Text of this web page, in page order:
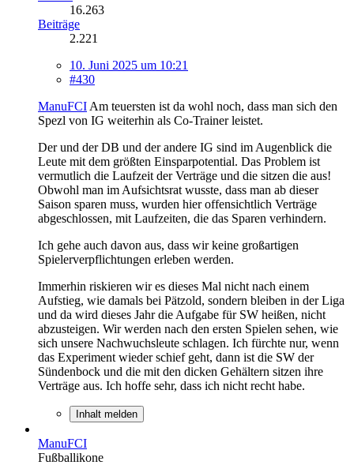
16.263
Beiträge
2.221
10. Juni 2025 um 10:21
#430
ManuFCI Am teuersten ist da wohl noch, dass man sich den
Spezl von IG weiterhin als Co-Trainer leistet.
Der und der DB und der andere IG sind im Augenblick die
Leute mit dem größten Einsparpotential. Das Problem ist
vermutlich die Laufzeit der Verträge und die sitzen die aus!
Obwohl man im Aufsichtsrat wusste, dass man ab dieser
Saison sparen muss, wurden hier offensichtlich Verträge
abgeschlossen, mit Laufzeiten, die das Sparen verhindern.
Ich gehe auch davon aus, dass wir keine großartigen
Spielerverpflichtungen erleben werden.
Immerhin riskieren wir es dieses Mal nicht nach einem
Aufstieg, wie damals bei Pätzold, sondern bleiben in der Liga
und da wird dieses Jahr die Aufgabe für SW heißen, nicht
abzusteigen. Wir werden nach den ersten Spielen sehen, wie
sich unsere Nachwuchsleute schlagen. Ich fürchte nur, wenn
das Experiment wieder schief geht, dann ist die SW der
Sündenbock und die mit den dicken Gehältern sitzen ihre
Verträge aus. Ich hoffe sehr, dass ich nicht recht habe.
Inhalt melden
ManuFCI
Fußballikone